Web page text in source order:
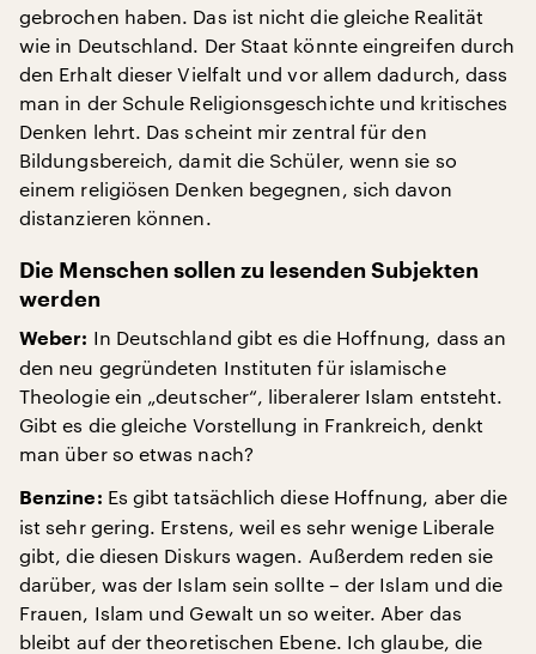
gebrochen haben. Das ist nicht die gleiche Realität
wie in Deutschland. Der Staat könnte eingreifen durch
den Erhalt dieser Vielfalt und vor allem dadurch, dass
man in der Schule Religionsgeschichte und kritisches
Denken lehrt. Das scheint mir zentral für den
Bildungsbereich, damit die Schüler, wenn sie so
einem religiösen Denken begegnen, sich davon
distanzieren können.
Die Menschen sollen zu lesenden Subjekten
werden
Weber: In Deutschland gibt es die Hoffnung, dass an
den neu gegründeten Instituten für islamische
Theologie ein „deutscher“, liberalerer Islam entsteht.
Gibt es die gleiche Vorstellung in Frankreich, denkt
man über so etwas nach?
Benzine: Es gibt tatsächlich diese Hoffnung, aber die
ist sehr gering. Erstens, weil es sehr wenige Liberale
gibt, die diesen Diskurs wagen. Außerdem reden sie
darüber, was der Islam sein sollte – der Islam und die
Frauen, Islam und Gewalt un so weiter. Aber das
bleibt auf der theoretischen Ebene. Ich glaube, die